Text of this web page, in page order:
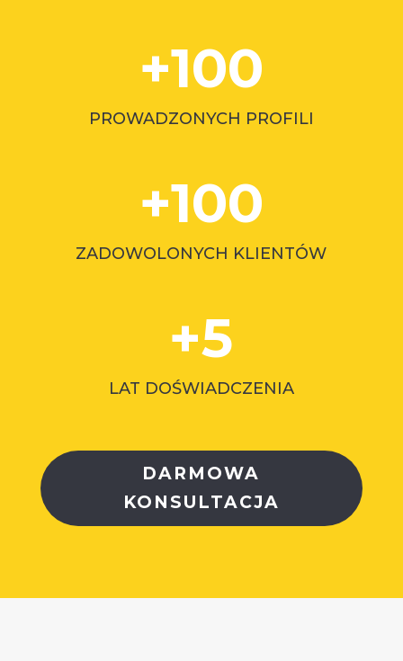
+100
PROWADZONYCH PROFILI
+100
ZADOWOLONYCH KLIENTÓW
+5
LAT DOŚWIADCZENIA
DARMOWA
KONSULTACJA